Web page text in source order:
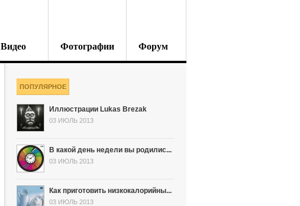
Видео Фотографии Форум
ПОПУЛЯРНОЕ
Иллюстрации Lukas Brezak
03 ИЮЛЬ 2013
В какой день недели вы родилис...
03 ИЮЛЬ 2013
Как приготовить низкокалорийны...
03 ИЮЛЬ 2013